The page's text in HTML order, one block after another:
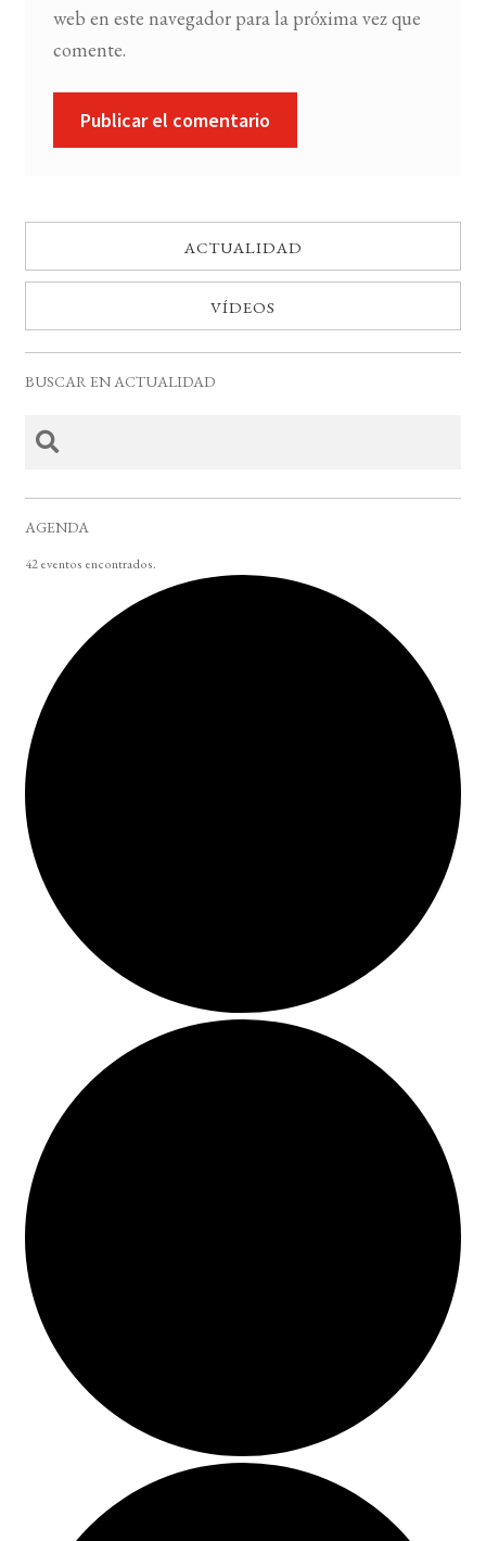
web en este navegador para la próxima vez que
comente.
ACTUALIDAD
VÍDEOS
BUSCAR EN ACTUALIDAD
AGENDA
42 eventos encontrados.